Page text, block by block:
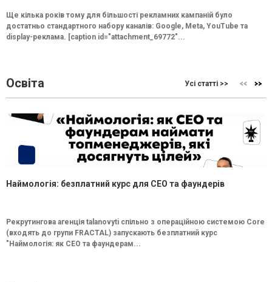
Ще кілька років тому для більшості рекламних кампаній було
достатньо стандартного набору каналів: Google, Meta, YouTube та
display-реклама. [caption id="attachment_69772"...
Освіта Усі статті >>
Наймологія: безплатний курс для CEO та фаундерів
Рекрутингова агенція talanovyti спільно з операційною системою Core
(входять до групи FRACTAL) запускають безплатний курс
"Наймологія: як СEO та фаундерам...